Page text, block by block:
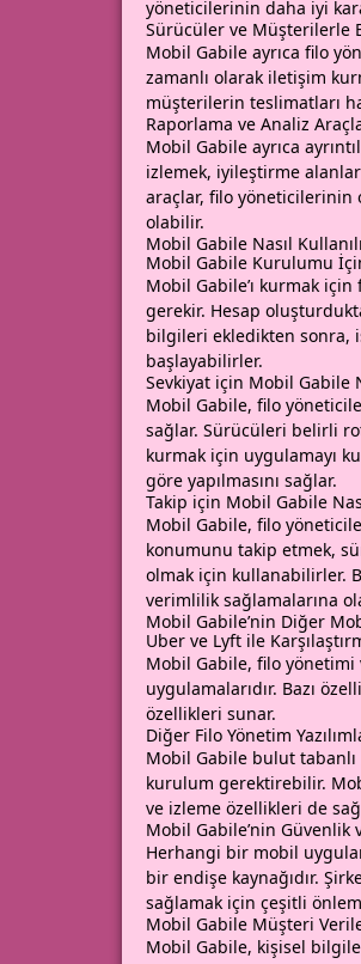
yöneticilerinin daha iyi
Sürücüler ve Müşterilerle
Mobil Gabile ayrıca filo
zamanlı olarak iletişim
müşterilerin teslimatları
Raporlama ve Analiz
Mobil Gabile ayrıca
izlemek, iyileştirme
araçlar, filo yöneticilerinin
olabilir.
Mobil Gabile Nasıl
Mobil Gabile Kurulumu
Mobil Gabile’ı kurmak
gerekir. Hesap
bilgileri ekledikten sonra,
başlayabilirler.
Sevkiyat için Mobil Gabile
Mobil Gabile, filo
sağlar. Sürücüleri belirli
kurmak için uygulamayı
göre yapılmasını sağlar.
Takip için Mobil Gabile
Mobil Gabile, filo
konumunu takip etmek,
olmak için kullanabilirler.
verimlilik sağlamalarına
Mobil Gabile’nin Diğer
Uber ve Lyft ile
Mobil Gabile, filo yönetimi
uygulamalarıdır. Bazı
özellikleri sunar.
Diğer Filo Yönetim
Mobil Gabile bulut tabanlı
kurulum gerektirebilir.
ve izleme özellikleri de
Mobil Gabile’nin Güvenlik
Herhangi bir mobil
bir endişe kaynağıdır.
sağlamak için çeşitli
Mobil Gabile Müşteri
Mobil Gabile, kişisel